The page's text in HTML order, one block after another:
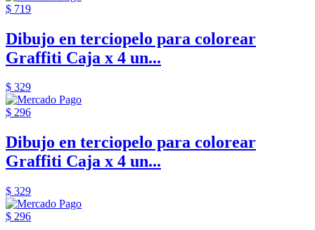
$ 719
Dibujo en terciopelo para colorear
Graffiti Caja x 4 un...
$ 329
$ 296
Dibujo en terciopelo para colorear
Graffiti Caja x 4 un...
$ 329
$ 296